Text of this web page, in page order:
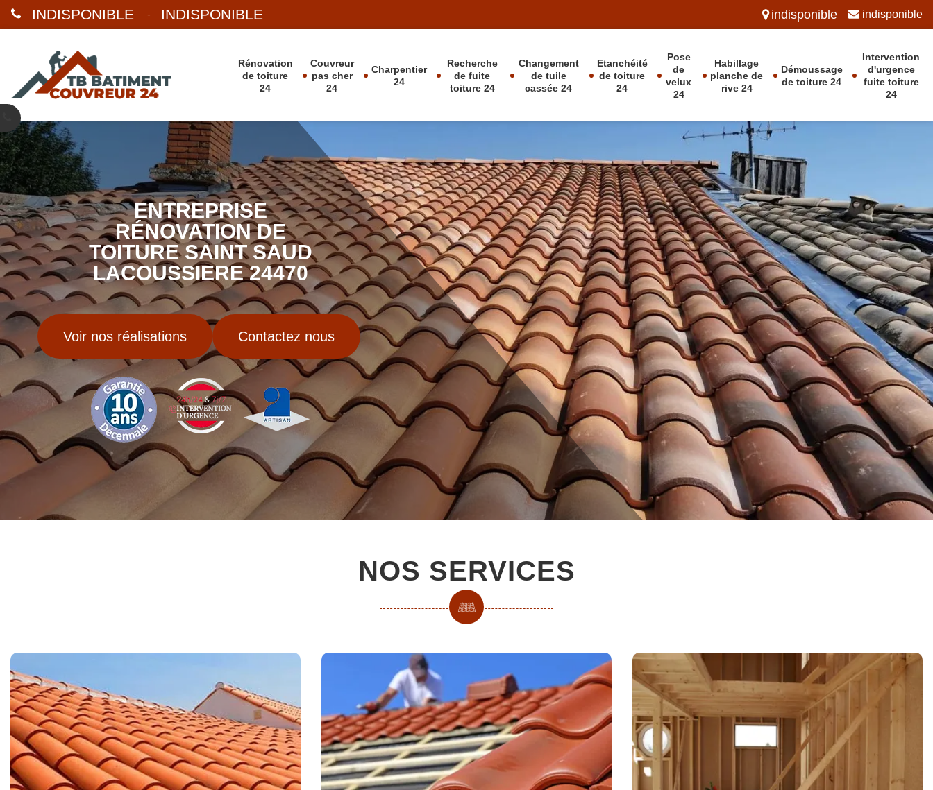
INDISPONIBLE - INDISPONIBLE indisponible indisponible
Rénovation
de toiture
24
Couvreur
pas cher
24
Charpentier
24
Recherche
de fuite
toiture 24
Changement
de tuile
cassée 24
Etanchéité
de toiture
24
Pose
de
velux
24
Habillage
planche de
rive 24
Démoussage
de toiture 24
Intervention
d'urgence
fuite toiture
24
ENTREPRISE
RÉNOVATION DE
TOITURE SAINT SAUD
LACOUSSIERE 24470
Voir nos réalisations Contactez nous
NOS SERVICES